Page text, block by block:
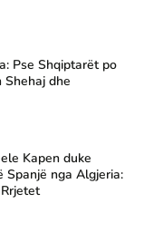
Pse Shqiptarët po
dhe
Kapen duke
Spanjë nga Algjeria: